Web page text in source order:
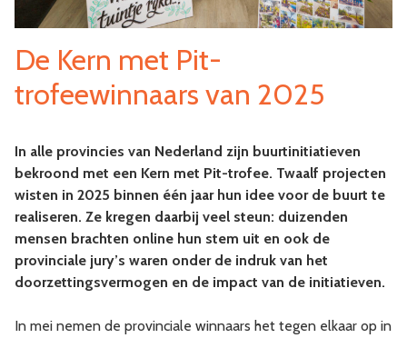
De Kern met Pit-
trofeewinnaars van 2025
In alle provincies van Nederland zijn buurtinitiatieven
bekroond met een Kern met Pit-trofee. Twaalf projecten
wisten in 2025 binnen één jaar hun idee voor de buurt te
realiseren. Ze kregen daarbij veel steun: duizenden
mensen brachten online hun stem uit en ook de
provinciale jury’s waren onder de indruk van het
doorzettingsvermogen en de impact van de initiatieven.
In mei nemen de provinciale winnaars het tegen elkaar op in